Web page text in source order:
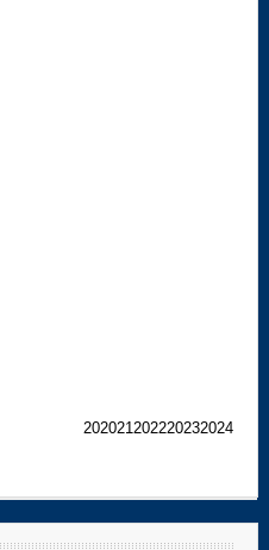
202021202220232024